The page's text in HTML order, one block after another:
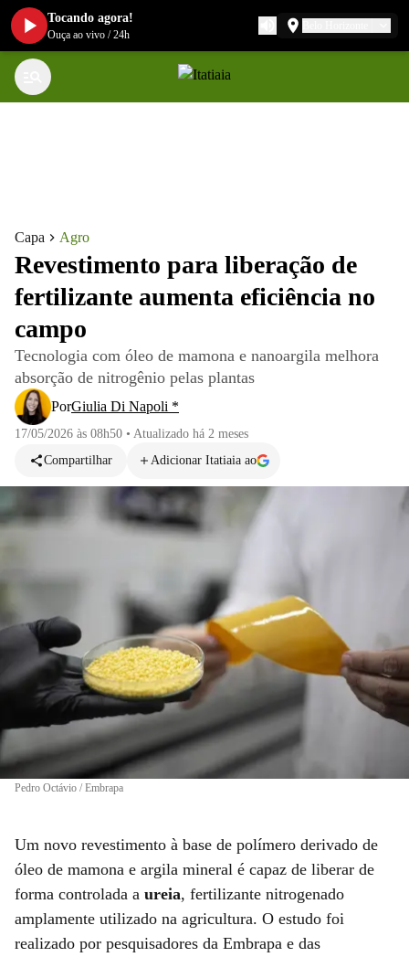
Capa Agro
Revestimento para liberação de
fertilizante aumenta eficiência no
campo
Tecnologia com óleo de mamona e nanoargila melhora
absorção de nitrogênio pelas plantas
PorGiulia Di Napoli *
17/05/2026 às 08h50 • Atualizado há 2 meses
Compartilhar
Adicionar Itatiaia ao
Pedro Octávio / Embrapa
Um novo revestimento à base de polímero derivado de
óleo de mamona e argila mineral é capaz de liberar de
forma controlada a ureia, fertilizante nitrogenado
amplamente utilizado na agricultura. O estudo foi
realizado por pesquisadores da Embrapa e das
Tocando agora!
Ouça ao vivo /24h